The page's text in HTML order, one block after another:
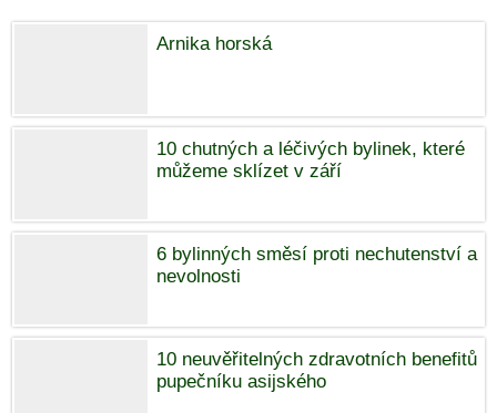
Arnika horská
10 chutných a léčivých bylinek, které
můžeme sklízet v září
6 bylinných směsí proti nechutenství a
nevolnosti
10 neuvěřitelných zdravotních benefitů
pupečníku asijského